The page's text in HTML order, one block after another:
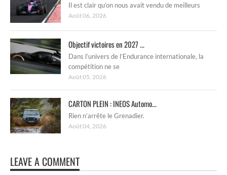
Il est clair qu’on nous avait vendu de meilleurs
Août 06, 2026
Objectif victoires en 2027 ...
Dans l’univers de l’Endurance internationale, la
compétition ne se
Août 05, 2026
CARTON PLEIN : INEOS Automo...
Rien n’arrête le Grenadier.
Août 04, 2026
LEAVE A COMMENT